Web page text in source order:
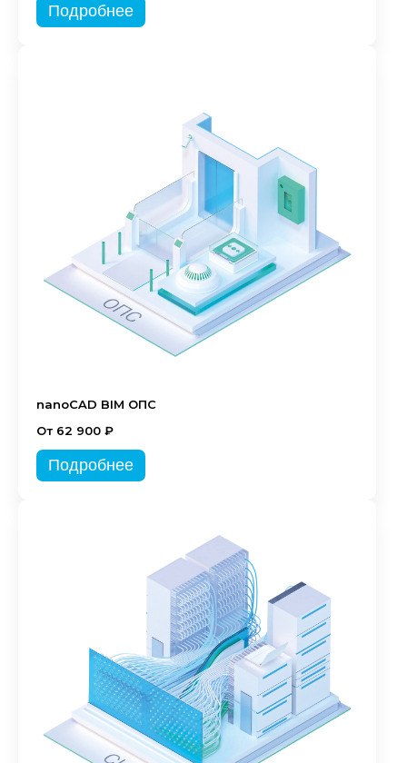
Подробнее
nanoCAD BIM ОПС
От 62 900 ₽
Подробнее